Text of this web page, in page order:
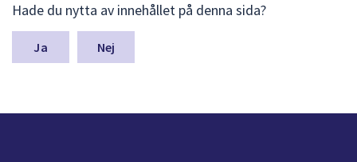
ä
m
a
n
Hade du nytta av innehållet på denna sida?
Nej